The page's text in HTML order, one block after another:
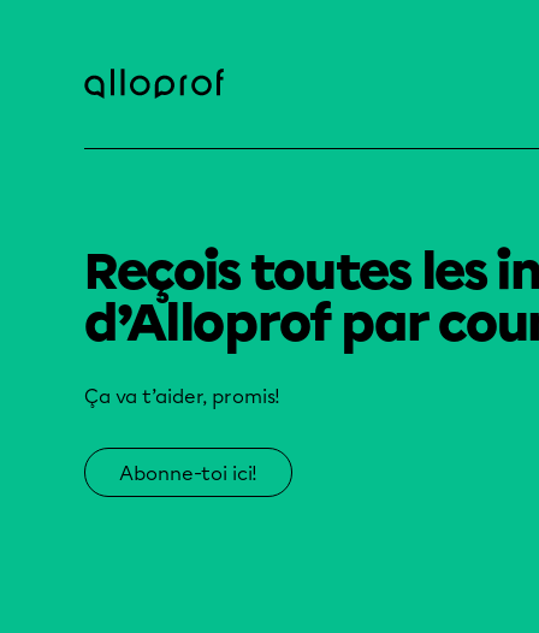
Reçois toutes les
d’Alloprof par
Ça va t’aider, promis!
Abonne-toi ici!